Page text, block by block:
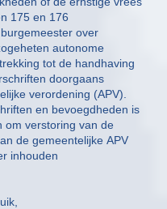
175 en 176
over
autonome
tot de handhaving
doorgaans
verordening (APV).
en bevoegdheden is
om verstoring van de
de gemeentelijke APV
inhouden